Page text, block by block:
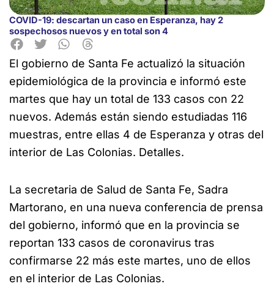
COVID-19: descartan un caso en Esperanza, hay 2
sospechosos nuevos y en total son 4
El gobierno de Santa Fe actualizó la situación
epidemiológica de la provincia e informó este
martes que hay un total de 133 casos con 22
nuevos. Además están siendo estudiadas 116
muestras, entre ellas 4 de Esperanza y otras del
interior de Las Colonias. Detalles.
La secretaria de Salud de Santa Fe, Sadra
Martorano, en una nueva conferencia de prensa
del gobierno, informó que en la provincia se
reportan 133 casos de coronavirus tras
confirmarse 22 más este martes, uno de ellos
en el interior de Las Colonias.